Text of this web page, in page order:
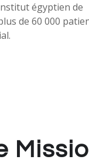
égyptien de
de 60 000